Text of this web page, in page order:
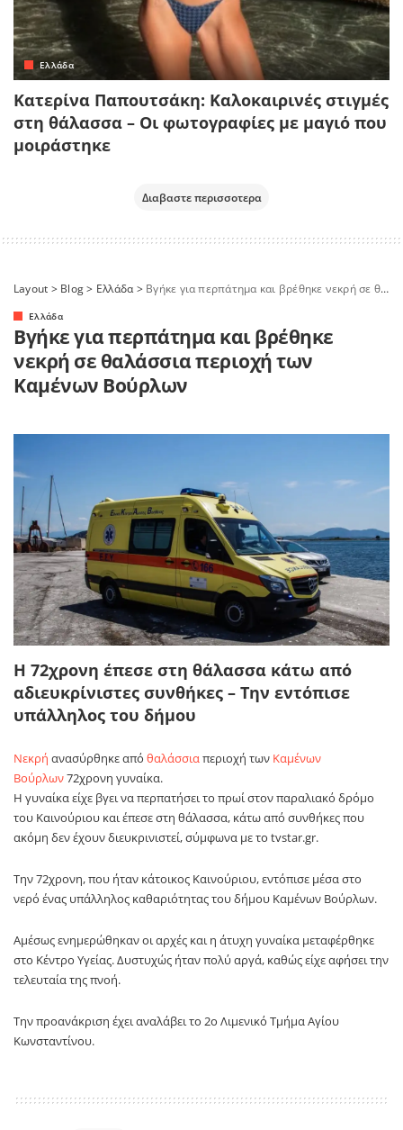
Ελλάδα
Κατερίνα Παπουτσάκη: Καλοκαιρινές στιγμές
στη θάλασσα – Οι φωτογραφίες με μαγιό που
μοιράστηκε
Διαβαστε περισσοτερα
Layout > Blog> Ελλάδα> Βγήκε για περπάτημα και βρέθηκε νεκρή σε θαλάσσια περιοχή των Καμένων Βούρλων
Ελλάδα
Βγήκε για περπάτημα και βρέθηκε
νεκρή σε θαλάσσια περιοχή των
Καμένων Βούρλων
Η 72χρονη έπεσε στη θάλασσα κάτω από
αδιευκρίνιστες συνθήκες – Την εντόπισε
υπάλληλος του δήμου
Νεκρή ανασύρθηκε από θαλάσσιαπεριοχή των Καμένων
Βούρλων72χρονη γυναίκα.
Η γυναίκα είχε βγει να περπατήσει το πρωί στον παραλιακό δρόμο
του Καινούριου και έπεσε στη θάλασσα, κάτω από συνθήκες που
ακόμη δεν έχουν διευκρινιστεί, σύμφωνα με το tvstar.gr.
Την 72χρονη, που ήταν κάτοικος Καινούριου, εντόπισε μέσα στο
νερό ένας υπάλληλος καθαριότητας του δήμου Καμένων Βούρλων.
Αμέσως ενημερώθηκαν οι αρχές και η άτυχη γυναίκα μεταφέρθηκε
στο Κέντρο Υγείας. Δυστυχώς ήταν πολύ αργά, καθώς είχε αφήσει την
τελευταία της πνοή.
Την προανάκριση έχει αναλάβει το 2ο Λιμενικό Τμήμα Αγίου
Κωνσταντίνου.